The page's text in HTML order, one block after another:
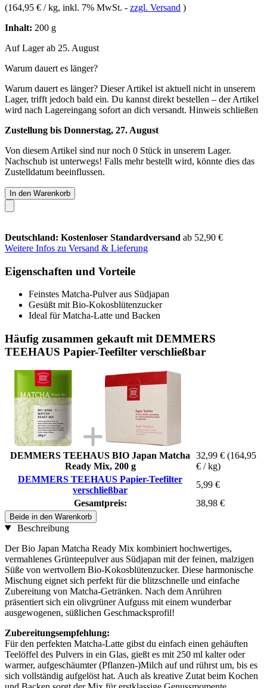
(164,95 € / kg, inkl. 7% MwSt. - zzgl. Versand )
Inhalt: 200 g
Auf Lager ab 25. August
Warum dauert es länger?
Warum dauert es länger? Dieser Artikel ist aktuell nicht in unserem
Lager, trifft jedoch bald ein. Du kannst direkt bestellen – der Artikel
wird nach Lagereingang sofort an dich versandt. Hinweis schließen
Zustellung bis Donnerstag, 27. August
Von diesem Artikel sind nur noch 0 Stück in unserem Lager.
Nachschub ist unterwegs! Falls mehr bestellt wird, könnte dies das
Zustelldatum beeinflussen.
In den Warenkorb
Deutschland: Kostenloser Standardversand ab 52,90 €
Weitere Infos zu Versand & Lieferung
Eigenschaften und Vorteile
Feinstes Matcha-Pulver aus Südjapan
Gesüßt mit Bio-Kokosblütenzucker
Ideal für Matcha-Latte und Backen
Häufig zusammen gekauft mit DEMMERS
TEEHAUS Papier-Teefilter verschließbar
DEMMERS TEEHAUS BIO Japan Matcha
Ready Mix, 200 g
32,99 € (164,95
€ / kg)
DEMMERS TEEHAUS Papier-Teefilter
verschließbar
5,99 €
Gesamtpreis:
38,98 €
Beide in den Warenkorb
Beschreibung
Der Bio Japan Matcha Ready Mix kombiniert hochwertiges,
vermahlenes Grünteepulver aus Südjapan mit der feinen, malzigen
Süße von wertvollem Bio-Kokosblütenzucker. Diese harmonische
Mischung eignet sich perfekt für die blitzschnelle und einfache
Zubereitung von Matcha-Getränken. Nach dem Anrühren
präsentiert sich ein olivgrüner Aufguss mit einem wunderbar
ausgewogenen, süßlichen Geschmacksprofil!
Zubereitungsempfehlung:
Für den perfekten Matcha-Latte gibst du einfach einen gehäuften
Teelöffel des Pulvers in ein Glas, gießt es mit 250 ml kalter oder
warmer, aufgeschäumter (Pflanzen-)Milch auf und rührst um, bis es
sich vollständig aufgelöst hat. Auch als kreative Zutat beim Kochen